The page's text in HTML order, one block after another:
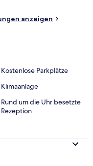
anzeigen
Kostenlose Parkplätze
Klimaanlage
Rund um die Uhr besetzte
Rezeption